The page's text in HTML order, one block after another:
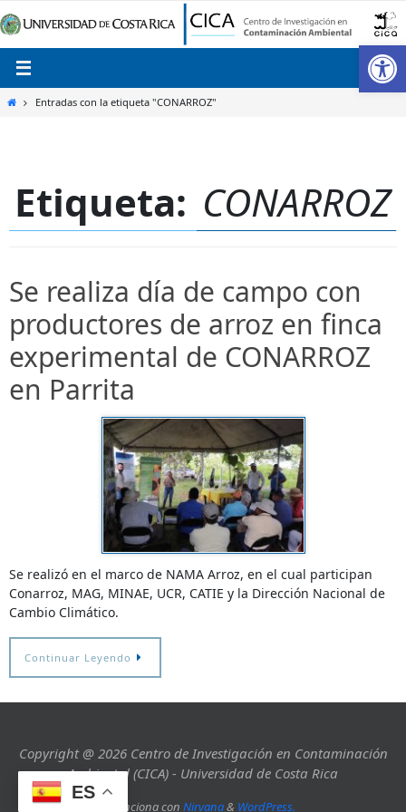
al
contenido
InicioEntradas con la etiqueta "CONARROZ"
Etiqueta: CONARROZ
Se realiza día de campo con
productores de arroz en finca
experimental de CONARROZ
en Parrita
Se realizó en el marco de NAMA Arroz, en el cual participan
Conarroz, MAG, MINAE, UCR, CATIE y la Dirección Nacional de
Cambio Climático.
Continuar Leyendo
Copyright @ 2026 Centro de Investigación en Contaminación
Ambiental (CICA) - Universidad de Costa Rica
Funciona con Nirvana& WordPress.
ES